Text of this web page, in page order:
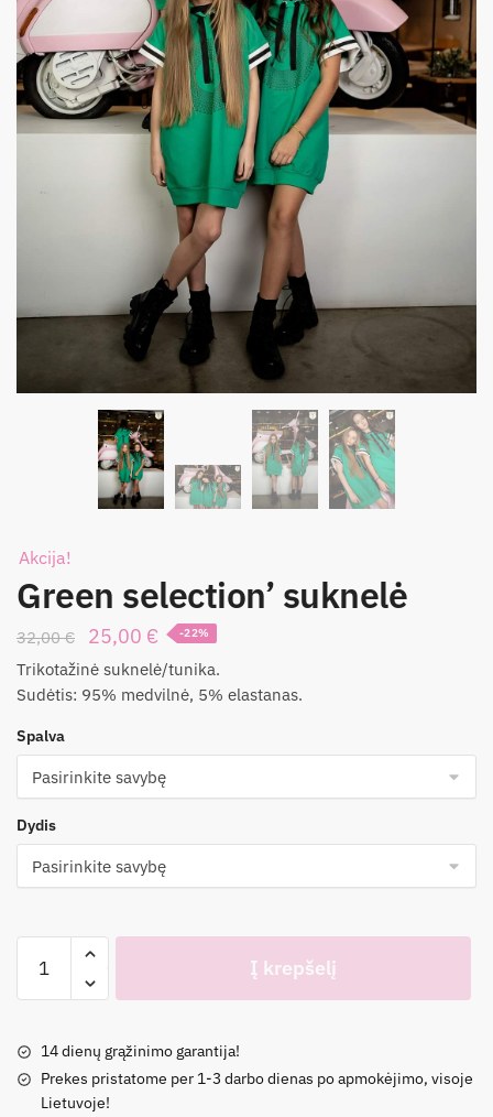
Akcija!
Green selection’ suknelė
32,00€
Original
price
was:
25,00 € Current
price
is:
-22%
Trikotažinė suknelė/tunika.
Sudėtis: 95% medvilnė, 5% elastanas.
Spalva
Dydis
kiekis:
Green
suknelė
Į krepšelį
14 dienų grąžinimo garantija!
Prekes pristatome per 1-3 darbo dienas po apmokėjimo, visoje
Lietuvoje!